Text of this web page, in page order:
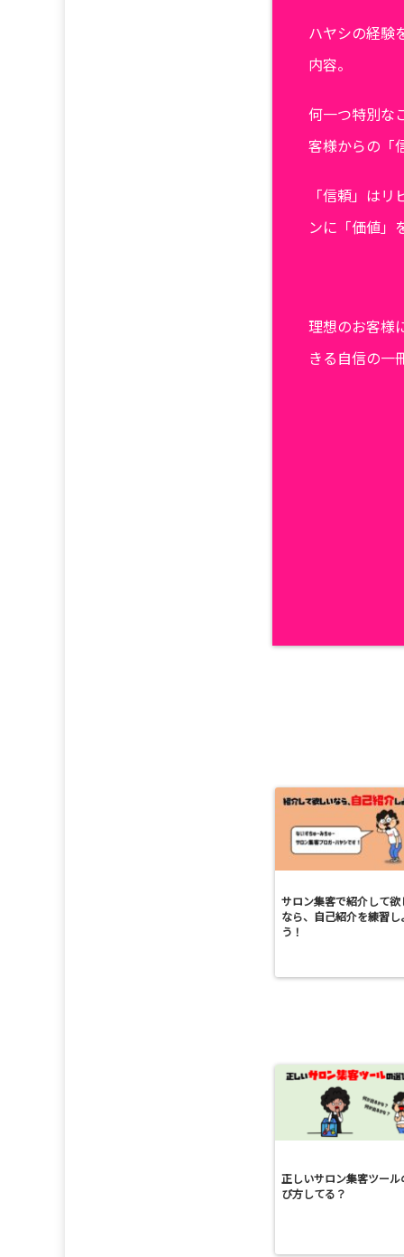
ハヤシの経験
内容。
何一つ特別な
客様からの「
「信頼」は
ンに「価値」
理想のお客様
きる自信の一
サロン集客で紹介して欲
なら、自己紹介を練習し
う！
正しいサロン集客ツール
び方してる？